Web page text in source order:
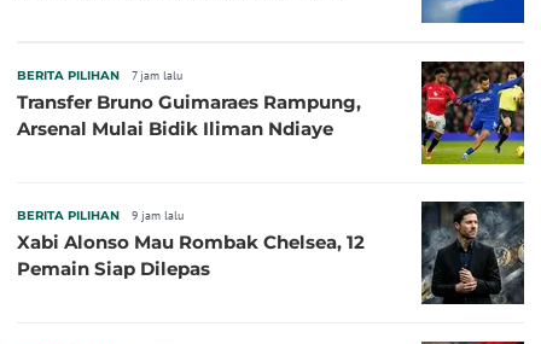
BERITA PILIHAN 7 jam lalu
Transfer Bruno Guimaraes Rampung,
Arsenal Mulai Bidik Iliman Ndiaye
BERITA PILIHAN 9 jam lalu
Xabi Alonso Mau Rombak Chelsea, 12
Pemain Siap Dilepas